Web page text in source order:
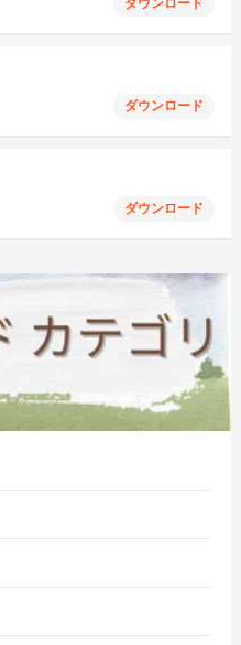
ダウンロード
ダウンロード
ダウンロード